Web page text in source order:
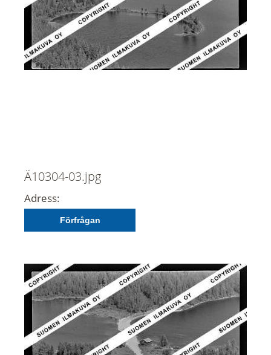
Ä10304-03.jpg
Adress:
Förfrågan